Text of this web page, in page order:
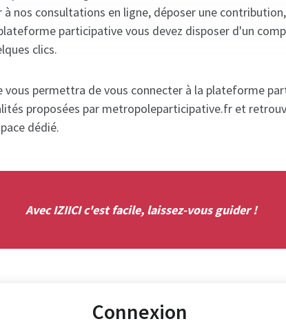
à nos consultations en ligne, déposer une
participative vous devez disposer d'un
clics.
vous permettra de vous connecter à la plateforme
proposées par metropoleparticipative.fr et
dédié.
Avec IZIICI c'est facile, laissez-vous guider !
Connexion